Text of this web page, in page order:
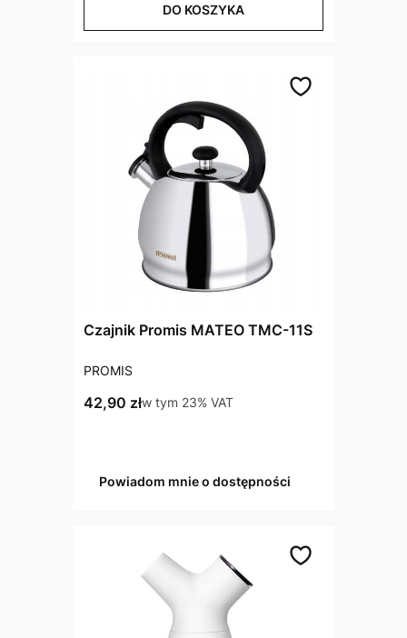
DO KOSZYKA
Czajnik Promis MATEO TMC-11S
PRODUCENT
PROMIS
Cena brutto
42,90 złw tym %s VAT
w tym 23% VAT
Powiadom mnie o dostępności